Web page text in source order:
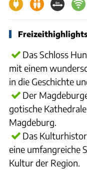
Das Schloss
mit einem
in die Geschichte
Der
gotische
Magdeburg.
Das
eine umfangreiche
Kultur der Region.